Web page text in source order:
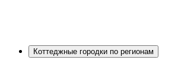
Коттеджные городки по регионам